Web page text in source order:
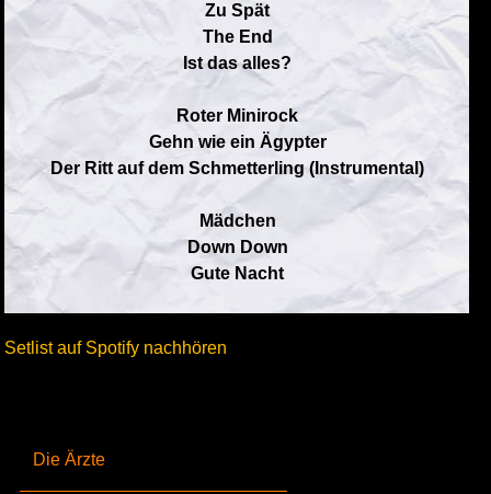
Die Ärzte
Zu Spät
The End
Ist das alles?
Roter Minirock
Gehn wie ein Ägypter
Der Ritt auf dem Schmetterling (Instrumental)
Mädchen
Down Down
Gute Nacht
Setlist auf Spotify nachhören